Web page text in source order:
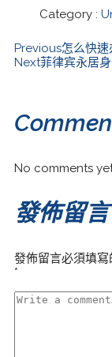
Category :
Previous怎么快
Next菲律宾永居
No comments
發佈留言
發佈留言必須填寫
*